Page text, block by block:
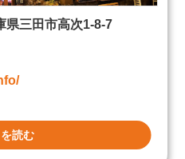
三田市高次1-8-7
読む